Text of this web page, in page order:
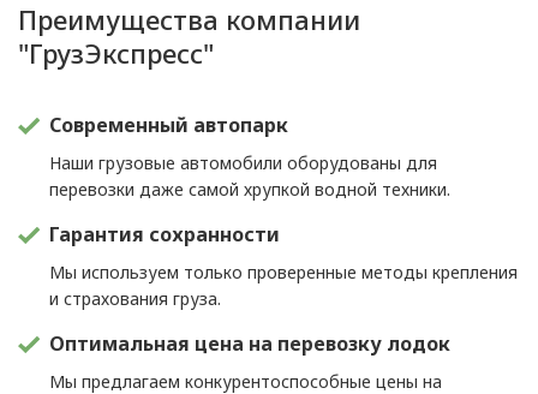
Преимущества компании
"ГрузЭкспресс"
Современный автопарк
Наши грузовые автомобили оборудованы для
перевозки даже самой хрупкой водной техники.
Гарантия сохранности
Мы используем только проверенные методы крепления
и страхования груза.
Оптимальная цена на перевозку лодок
Мы предлагаем конкурентоспособные цены на